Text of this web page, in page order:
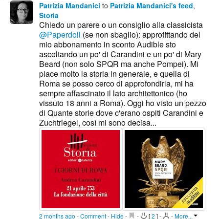
Patrizia Mandanici to Patrizia Mandanici's feed,
Storia
Chiedo un parere o un consiglio alla classicista
@Paperdoll (se non sbaglio): approfittando del
mio abbonamento in sconto Audible sto
ascoltando un po' di Carandini e un po' di Mary
Beard (non solo SPQR ma anche Pompei). Mi
piace molto la storia in generale, e quella di
Roma se posso cerco di approfondirla, mi ha
sempre affascinato il lato architettonico (ho
vissuto 18 anni a Roma). Oggi ho visto un pezzo
di Quante storie dove c'erano ospiti Carandini e
Zuchtriegel, così mi sono decisa...
2 months ago -Comment- Hide - - [2 ]- -More...